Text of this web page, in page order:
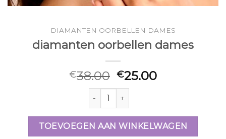
DIAMANTEN OORBELLEN DAMES
diamanten oorbellen dames
€38.00 €25.00
diamanten oorbellen dames aantal
TOEVOEGEN AAN WINKELWAGEN